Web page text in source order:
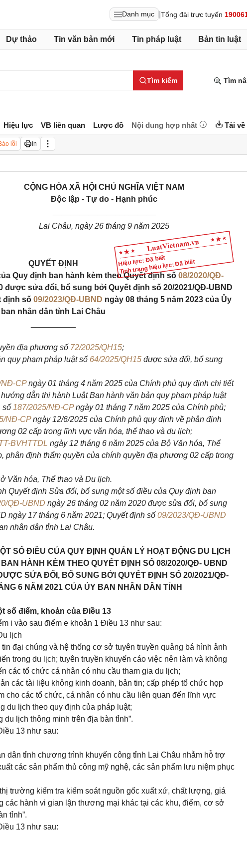
Danh mục Tổng đài trực tuyến
Dự thảo Tin văn bản mới Tin pháp luật Bản tin luật
Tìm kiếm Tìm
Hiệu lực VB liên quan Lược đồ Nội dung hợp nhất Tải về
lỗi In
Hiệu lực: Đã biết
Tình trạng hiệu lực: Đã biết
CỘNG HÒA XÃ HỘI CHỦ NGHĨA VIỆT NAM
Độc lập - Tự do - Hạnh phúc
Lai Châu, ngày 26 tháng 9 năm 2025
QUYẾT ĐỊNH
Quy định ban hành kèm theo Quyết định số 08/2020/QĐ-
được sửa đổi, bổ sung bởi Quyết định số 20/2021/QĐ-UBND
định số 09/2023/QĐ-UBND ngày 08 tháng 5 năm 2023 của Ủy
ban nhân dân tỉnh Lai Châu
địa phương số 72/2025/QH15;
quy phạm pháp luật số 64/2025/QH15 được sửa đổi, bổ sung
NĐ-CPngày 01 tháng 4 năm 2025 của Chính phủ quy định chi tiết
dẫn thi hành Luật Ban hành văn bản quy phạm pháp luật
số 187/2025/NĐ-CPngày 01 tháng 7 năm 2025 của Chính phủ;
NĐ-CPngày 12/6/2025 của Chính phủ quy định về phân định
02 cấp trong lĩnh vực văn hóa, thể thao và du lịch;
BVHTTDL ngày 12 tháng 6 năm 2025 của Bộ Văn hóa, Thể
phân định thẩm quyền của chính quyền địa phương 02 cấp trong
Văn hóa, Thể thao và Du lịch.
Quyết định Sửa đổi, bổ sung một số điều của Quy định ban
QĐ-UBND ngày 26 tháng 02 năm 2020 được sửa đổi, bổ sung
ngày 17 tháng 6 năm 2021; Quyết định số 09/2023/QĐ-UBND
nhân dân tỉnh Lai Châu.
SỐ ĐIỀU CỦA QUY ĐỊNH QUẢN LÝ HOẠT ĐỘNG DU LỊCH
HÀNH KÈM THEO QUYẾT ĐỊNH SỐ 08/2020/QĐ- UBND
SỬA ĐỔI, BỔ SUNG BỞI QUYẾT ĐỊNH SỐ 20/2021/QĐ-
6 NĂM 2021 CỦA ỦY BAN NHÂN DÂN TỈNH
số điểm, khoản của Điều 13
i vào sau điểm e khoản 1 Điều 13 như sau:
lịch
đại chúng và hệ thống cơ sở tuyên truyền quảng bá hình ảnh
trong du lịch; tuyên truyền khuyến cáo việc nên làm và không
các tổ chức cá nhân có nhu cầu tham gia du lịch;
các tài liệu không kinh doanh, bản tin; cấp phép tổ chức họp
cho các tổ chức, cá nhân có nhu cầu liên quan đến lĩnh vực
du lịch theo quy định của pháp luật;
lịch thông minh trên địa bàn tỉnh”.
13 như sau:
dân tỉnh chương trình khuyến công tỉnh Lai Châu nhằm hỗ trợ
các sản phẩm thủ công mỹ nghệ, các sản phẩm lưu niệm phục
trường kiểm tra kiểm soát nguồn gốc xuất xứ, chất lượng, giá
các hành vi gian lận thương mại khác tại các khu, điểm, cơ sở
tỉnh”.
13 như sau: